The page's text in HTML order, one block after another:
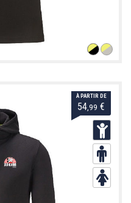
À PARTIR DE
54,99 €